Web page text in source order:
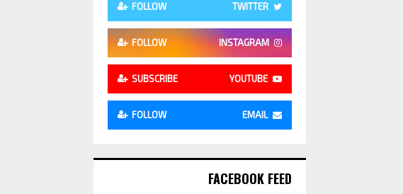
TWITTER
FOLLOW
INSTAGRAM
FOLLOW
YOUTUBE
SUBSCRIBE
EMAIL
FOLLOW
FACEBOOK FEED